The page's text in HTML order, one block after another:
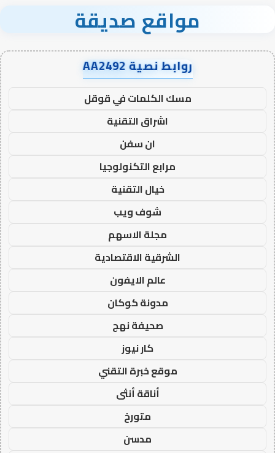
مواقع صديقة
روابط نصية AA2492
مسك الكلمات في قوقل
اشراق التقنية
ان سفن
مرابع التكنولوجيا
خيال التقنية
شوف ويب
مجلة الاسهم
الشرقية الاقتصادية
عالم الايفون
مدونة كوكان
صحيفة نهج
كار نيوز
موقع خبرة التقني
أناقة أنثى
متورخ
مدسن